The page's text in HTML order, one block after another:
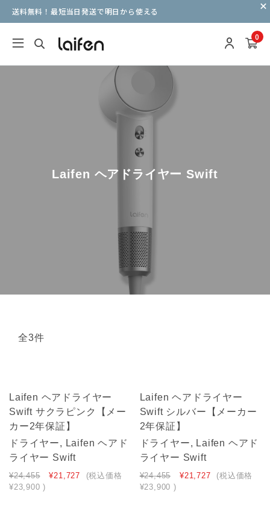
送料無料！最短当日発送で明日から使える
0
Laifen ヘアドライヤー Swift
全3件
Laifen ヘアドライヤー
Swift サクラピンク【メー
カー2年保証】
ドライヤー, Laifen ヘアド
ライヤー Swift
¥24,455 ¥21,727
(税込価格
¥23,900 )
Laifen ヘアドライヤー
Swift シルバー【メーカー
2年保証】
ドライヤー, Laifen ヘアド
ライヤー Swift
¥24,455 ¥21,727
(税込価格
¥23,900 )